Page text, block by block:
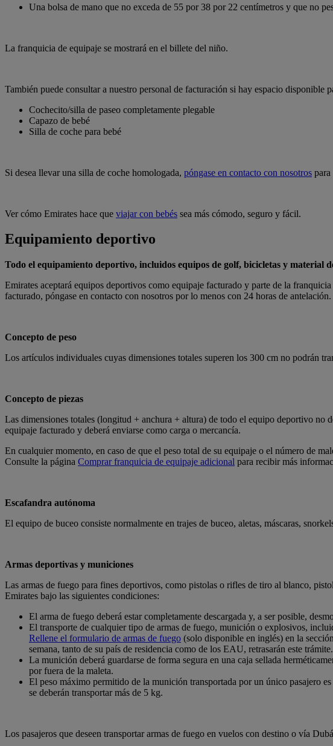
Una bolsa de mano que no exceda de 55 por 38 por 22 centímetros y que no
La franquicia de equipaje se mostrará en el billete del niño.
También puede consultar a nuestro personal de facturación si hay espacio disponible
Cochecito/silla de paseo completamente plegable
Capazo de bebé
Silla de coche para bebé
Si desea llevar una silla de coche homologada, póngase en contacto con nosotros
Ver cómo Emirates hace que viajar con bebés sea más cómodo, seguro y fácil.
Equipamiento deportivo
Todo el equipamiento deportivo, incluidos equipos de golf, bicicletas y material
Emirates aceptará equipos deportivos como equipaje facturado y parte de la
facturado, póngase en contacto con nosotros por lo menos con 24 horas de
Concepto de peso
Los artículos individuales cuyas dimensiones totales superen los 300 cm no podrán
Concepto de piezas
Las dimensiones totales (longitud + anchura + altura) de todo el equipo deportivo no
equipaje facturado y deberá enviarse como carga o mercancía.
En cualquier momento, en caso de que el peso total de su equipaje o el número de
Consulte la página Comprar franquicia de equipaje adicional para recibir más
Escafandra autónoma
El equipo de buceo consiste normalmente en trajes de buceo, aletas, máscaras,
Armas deportivas y municiones
Las armas de fuego para fines deportivos, como pistolas o rifles de tiro al blanco,
Emirates bajo las siguientes condiciones:
El arma de fuego deberá estar completamente descargada y, a ser posible,
El transporte de cualquier tipo de armas de fuego, munición o explosivos,
Rellene el formulario de armas de fuego (solo disponible en inglés) en la
semana, tanto de su país de residencia como de los EAU, retrasarán este trámite.
La munición deberá guardarse de forma segura en una caja sellada
por fuera de la maleta.
El peso máximo permitido de la munición transportada por un único pasajero
se deberán transportar más de 5 kg.
Los pasajeros que deseen transportar armas de fuego en vuelos con destino o vía